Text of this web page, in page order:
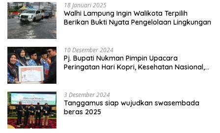
18 Januari 2025
Walhi Lampung Ingin Walikota Terpilih
Berikan Bukti Nyata Pengelolaan Lingkungan
10 Desember 2024
Pj. Bupati Nukman Pimpin Upacara
Peringatan Hari Kopri, Kesehatan Nasional,
3 Desember 2024
Tanggamus siap wujudkan swasembada
beras 2025